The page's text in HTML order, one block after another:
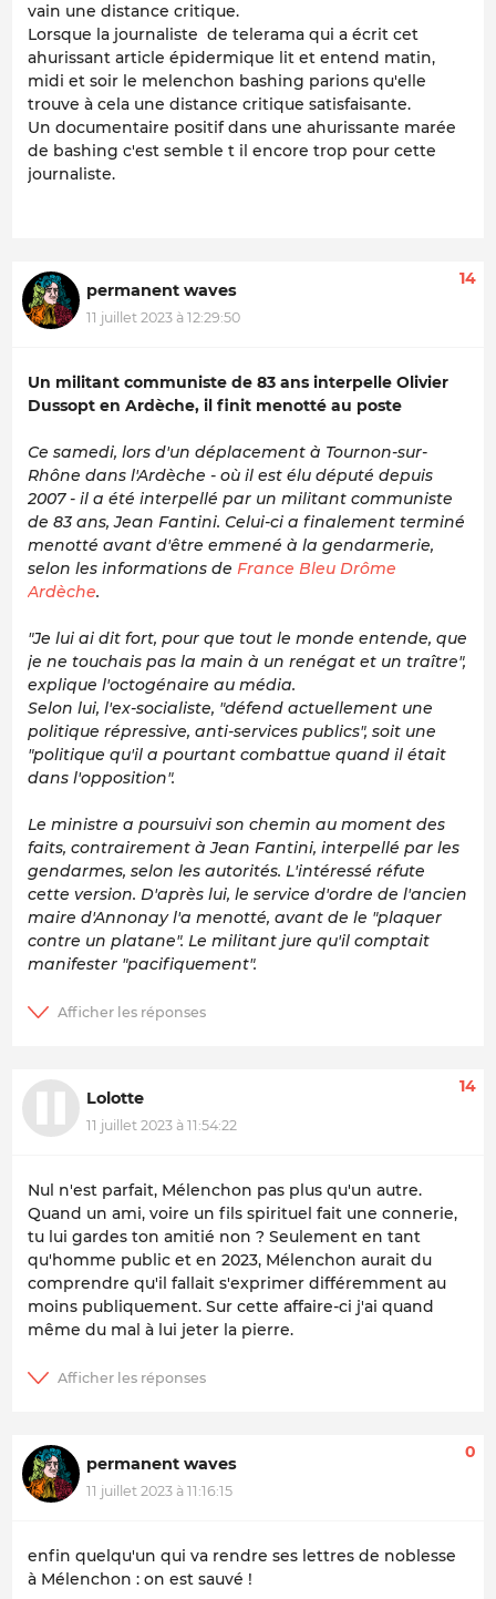
vain une distance critique.
Lorsque la journaliste de telerama qui a écrit cet
ahurissant article épidermique lit et entend matin,
midi et soir le melenchon bashing parions qu'elle
trouve à cela une distance critique satisfaisante.
Un documentaire positif dans une ahurissante marée
de bashing c'est semble t il encore trop pour cette
journaliste.
permanent waves
11 juillet 2023 à 12:29:50
14
Un militant communiste de 83 ans interpelle Olivier
Dussopt en Ardèche, il finit menotté au poste
Ce samedi, lors d'un déplacement à Tournon-sur-
Rhône dans l'Ardèche - où il est élu député depuis
2007 - il a été interpellé par un militant communiste
de 83 ans, Jean Fantini. Celui-ci a finalement terminé
menotté avant d'être emmené à la gendarmerie,
selon les informations de France Bleu Drôme
Ardèche.
"Je lui ai dit fort, pour que tout le monde entende, que
je ne touchais pas la main à un renégat et un traître",
explique l'octogénaire au média.
Selon lui, l'ex-socialiste, "défend actuellement une
politique répressive, anti-services publics", soit une
"politique qu'il a pourtant combattue quand il était
dans l'opposition".
Le ministre a poursuivi son chemin au moment des
faits, contrairement à Jean Fantini, interpellé par les
gendarmes, selon les autorités. L'intéressé réfute
cette version. D'après lui, le service d'ordre de l'ancien
maire d'Annonay l'a menotté, avant de le "plaquer
contre un platane". Le militant jure qu'il comptait
manifester "pacifiquement".
Lolotte
11 juillet 2023 à 11:54:22
14
Nul n'est parfait, Mélenchon pas plus qu'un autre.
Quand un ami, voire un fils spirituel fait une connerie,
tu lui gardes ton amitié non ? Seulement en tant
qu'homme public et en 2023, Mélenchon aurait du
comprendre qu'il fallait s'exprimer différemment au
moins publiquement. Sur cette affaire-ci j'ai quand
même du mal à lui jeter la pierre.
permanent waves
11 juillet 2023 à 11:16:15
0
enfin quelqu'un qui va rendre ses lettres de noblesse
à Mélenchon : on est sauvé !